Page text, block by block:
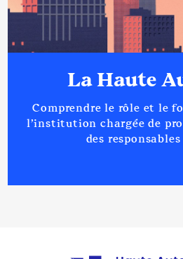
La Haute
Comprendre le rôle et le
l’institution chargée de
des